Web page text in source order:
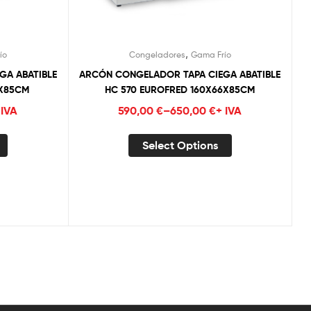
ABATIBLE
Congeladores, Gama Frío
ARCÓN CONGELADOR TAPA CIEGA ABATIBLE
HC 570 EUROFRED 160X66X85CM
590,00€–650,00€+ IVA
Select Options